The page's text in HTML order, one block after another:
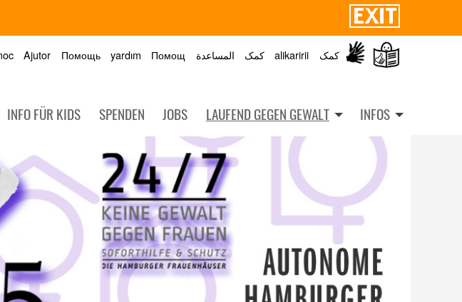
Ajutor Помощь yardım Помощ المساعدة کمک alikaririi کمک
INFOS
LAUFEND GEGEN GEWALT
JOBS
SPENDEN
INFO FÜR KIDS